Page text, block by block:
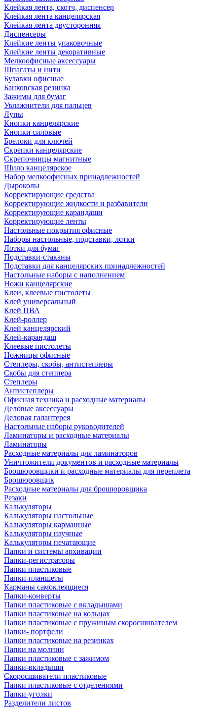
Клейкая лента, скотч, диспенсер
Клейкая лента канцелярская
Клейкая лента двусторонняя
Диспенсеры
Клейкие ленты упаковочные
Клейкие ленты декоративные
Мелкоофисные аксессуары
Шпагаты и нити
Булавки офисные
Банковская резинка
Зажимы для бумаг
Увлажнители для пальцев
Лупы
Кнопки канцелярские
Кнопки силовые
Брелоки для ключей
Скрепки канцелярские
Скрепочницы магнитные
Шило канцелярское
Набор мелкоофисных принадлежностей
Дыроколы
Корректирующие средства
Корректирующие жидкости и разбавители
Корректирующие карандаши
Корректирующие ленты
Настольные покрытия офисные
Наборы настольные, подставки, лотки
Лотки для бумаг
Подставки-стаканы
Подставки для канцелярских принадлежностей
Настольные наборы с наполнением
Ножи канцелярские
Клеи, клеевые пистолеты
Клей универсальный
Клей ПВА
Клей-роллер
Клей канцелярский
Клей-карандаш
Клеевые пистолеты
Ножницы офисные
Степлеры, скобы, антистеплеры
Скобы для степпера
Степлеры
Антистеплеры
Офисная техника и расходные материалы
Деловые аксессуары
Деловая галантерея
Настольные наборы руководителей
Ламинаторы и расходные материалы
Ламинаторы
Расходные материалы для ламинаторов
Уничтожители документов и расходные материалы
Брошюровщики и расходные материалы для переплета
Брошюровщик
Расходные материалы для брошюровщика
Резаки
Калькуляторы
Калькуляторы настольные
Калькуляторы карманные
Калькуляторы научные
Калькуляторы печатающие
Папки и системы архивации
Папки-регистраторы
Папки пластиковые
Папки-планшеты
Карманы самоклеящиеся
Папки-конверты
Папки пластиковые с вкладышами
Папки пластиковые на кольцах
Папки пластиковые с пружиным скоросшивателем
Папки- портфели
Папки пластиковые на резинках
Папки на молнии
Папки пластиковые с зажимом
Папки-вкладыши
Скоросшиватели пластиковые
Папки пластиковые с отделениями
Папки-уголки
Разделители листов